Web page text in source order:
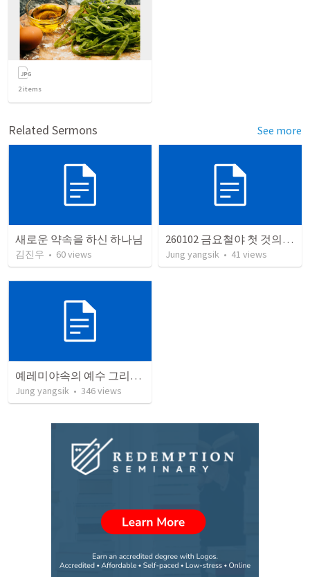
2items
Related Sermons See more
새로운 약속을 하신 하나님
김진우 • 60views
260102 금요철야 첫 것의 소중함
Jung yangsik • 41 views
예레미야속의 예수 그리스도
Jung yangsik • 346views